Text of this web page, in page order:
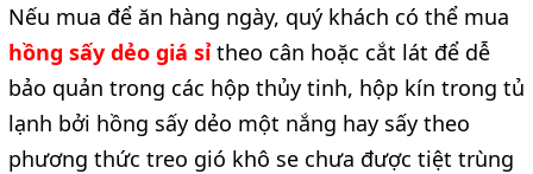
Nếu mua để ăn hàng ngày, quý khách có thể mua
hồng sấy dẻo giá sỉ theo cân hoặc cắt lát để dễ
bảo quản trong các hộp thủy tinh, hộp kín trong tủ
lạnh bởi hồng sấy dẻo một nắng hay sấy theo
phương thức treo gió khô se chưa được tiệt trùng